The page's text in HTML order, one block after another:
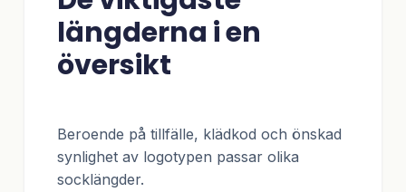
längderna i en
översikt
Beroende på tillfälle, klädkod och önskad
synlighet av logotypen passar olika
socklängder.